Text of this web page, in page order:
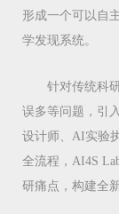
形成一个可以自
学发现系统。
针对传统科
误多等问题，引
设计师、AI实验
全流程，AI4S
研痛点，构建全